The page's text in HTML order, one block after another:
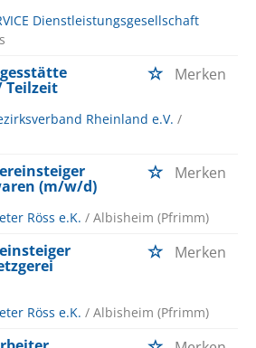
Dienstleistungsgesellschaft
Teilzeit
Merken
Rheinland e.V. /
(m/w/d)
Merken
Röss e.K. / Albisheim (Pfrimm)
Merken
Röss e.K. / Albisheim (Pfrimm)